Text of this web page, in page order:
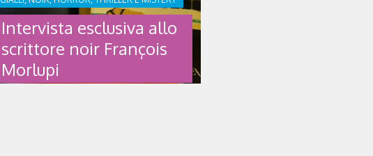
Intervista esclusiva allo
scrittore noir François
Morlupi